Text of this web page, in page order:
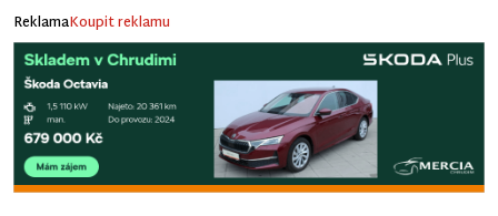
ReklamaKoupit reklamu